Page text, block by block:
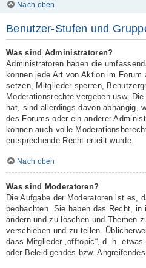
Nach oben
Benutzer-Stufen und
Was sind Administratoren?
Administratoren haben die
können jede Art von Aktion im
setzen, Mitglieder sperren,
Moderationsrechte vergeben usw.
hat, sind allerdings davon abhängig,
des Forums oder ein anderer
können auch volle
entsprechende Recht erteilt wurde.
Nach oben
Was sind Moderatoren?
Die Aufgabe der Moderatoren ist es,
beobachten. Sie haben das Recht, in
ändern und zu löschen und Themen
verschieben und zu teilen.
dass Mitglieder „offtopic“, d. h.
oder Beleidigendes bzw.